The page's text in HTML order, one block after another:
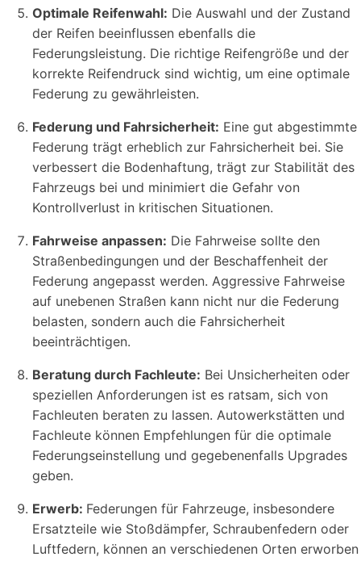
Optimale Reifenwahl: Die Auswahl und der Zustand
der Reifen beeinflussen ebenfalls die
Federungsleistung. Die richtige Reifengröße und der
korrekte Reifendruck sind wichtig, um eine optimale
Federung zu gewährleisten.
Federung und Fahrsicherheit: Eine gut abgestimmte
Federung trägt erheblich zur Fahrsicherheit bei. Sie
verbessert die Bodenhaftung, trägt zur Stabilität des
Fahrzeugs bei und minimiert die Gefahr von
Kontrollverlust in kritischen Situationen.
Fahrweise anpassen: Die Fahrweise sollte den
Straßenbedingungen und der Beschaffenheit der
Federung angepasst werden. Aggressive Fahrweise
auf unebenen Straßen kann nicht nur die Federung
belasten, sondern auch die Fahrsicherheit
beeinträchtigen.
Beratung durch Fachleute: Bei Unsicherheiten oder
speziellen Anforderungen ist es ratsam, sich von
Fachleuten beraten zu lassen. Autowerkstätten und
Fachleute können Empfehlungen für die optimale
Federungseinstellung und gegebenenfalls Upgrades
geben.
Erwerb: Federungen für Fahrzeuge, insbesondere
Ersatzteile wie Stoßdämpfer, Schraubenfedern oder
Luftfedern, können an verschiedenen Orten erworben